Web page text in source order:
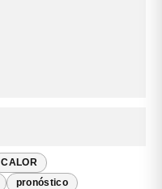
CALOR
pronóstico